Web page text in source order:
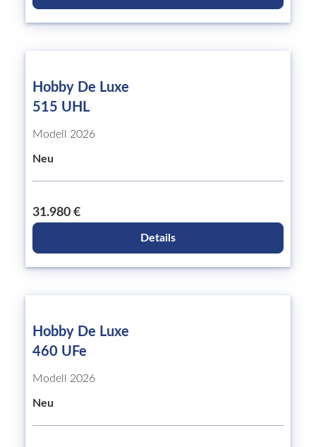
Hobby De Luxe
515 UHL
Modell 2026
Neu
31.980 €
Details
Hobby De Luxe
460 UFe
Modell 2026
Neu